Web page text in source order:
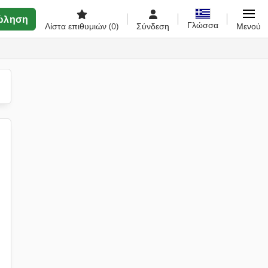
Λίστα επιθυμιών (0) Σύνδεση Γλώσσα Μενού